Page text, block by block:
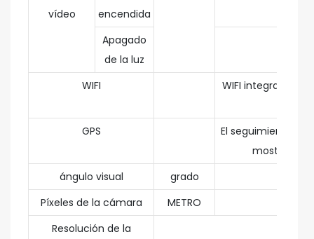
vídeo
encendida
Apagado
de la luz
WIFI
WIFI integrado
GPS
El seguimiento de
mostrar en
ángulo visual
grado
Píxeles de la cámara
METRO
Resolución de la